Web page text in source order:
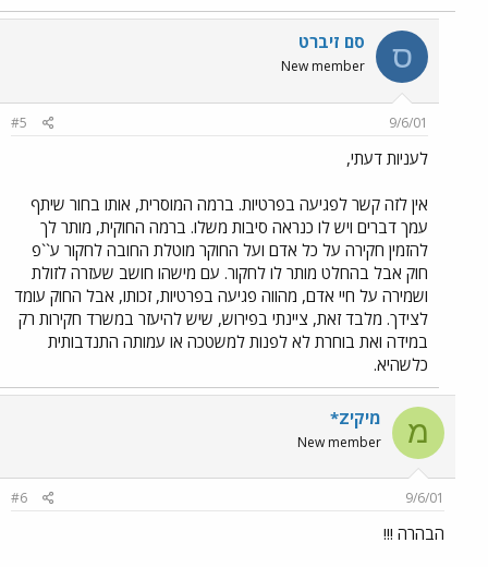
ס סם זיברט
New member
9/6/01
#5
לעניות דעתי,
אין לזה קשר לפגיעה בפרטיות. ברמה המוסרית, אותו בחור שיתף
עמך דברים ויש לו כנראה סיבות משלו. ברמה החוקית, מותר לך
להזמין חקירה על כל אדם ועל החוקר מוטלת החובה לחקור ע``פ
חוק אבל בהחלט מותר לו לחקור. עם מישהו חושב שעזרה לזולת
ושמירה על חיי אדם, מהווה פגיעה בפרטיות, זכותו, אבל החוק עומד
לצידך. מלבד זאת, ציינתי בפירוש, שיש להיעזר במשרד חקירות רק
במידה ואת בוחרת לא לפנות למשטכה או עמותה התנדבותית
כלשהיא.
מ מיקיZ*
New member
9/6/01
#6
הבהרה !!!